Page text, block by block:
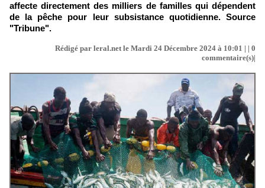
affecte directement des milliers de familles qui dépendent
de la pêche pour leur subsistance quotidienne. Source
"Tribune".
Rédigé par leral.net le Mardi 24 Décembre 2024 à 10:01 | | 0
commentaire(s)|